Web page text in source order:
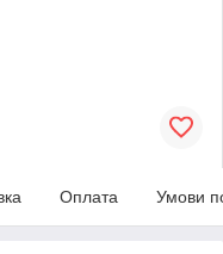
Оплата Умови